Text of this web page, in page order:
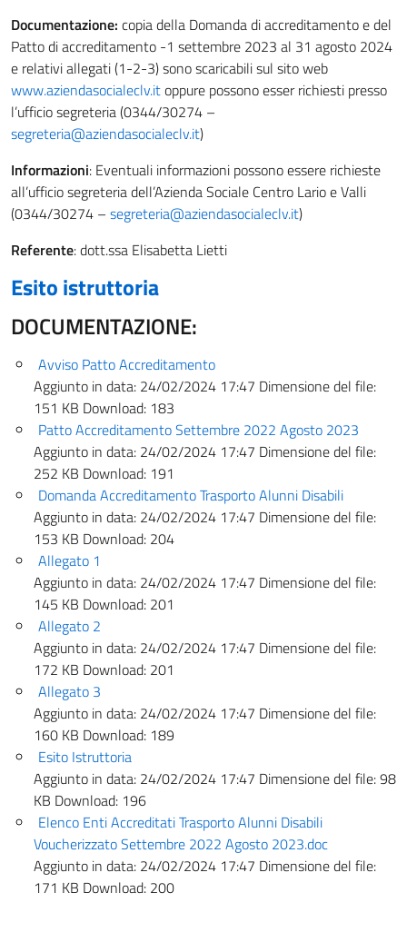
Documentazione: copia della Domanda di accreditamento e del
Patto di accreditamento -1 settembre 2023 al 31 agosto 2024
e relativi allegati (1-2-3) sono scaricabili sul sito web
www.aziendasocialeclv.itoppure possono esser richiesti presso
l’ufficio segreteria (0344/30274 –
segreteria@aziendasocialeclv.it)
Informazioni: Eventuali informazioni possono essere richieste
all’ufficio segreteria dell’Azienda Sociale Centro Lario e Valli
(0344/30274 – segreteria@aziendasocialeclv.it)
Referente: dott.ssa Elisabetta Lietti
Esito istruttoria
DOCUMENTAZIONE:
Avviso Patto Accreditamento
Aggiunto in data: 24/02/2024 17:47 Dimensione del file:
151 KB Download: 183
Patto Accreditamento Settembre 2022 Agosto 2023
Aggiunto in data: 24/02/2024 17:47 Dimensione del file:
252 KB Download: 191
Domanda Accreditamento Trasporto Alunni Disabili
Aggiunto in data: 24/02/2024 17:47 Dimensione del file:
153 KB Download: 204
Allegato 1
Aggiunto in data: 24/02/2024 17:47 Dimensione del file:
145 KB Download: 201
Allegato 2
Aggiunto in data: 24/02/2024 17:47 Dimensione del file:
172 KB Download: 201
Allegato 3
Aggiunto in data: 24/02/2024 17:47 Dimensione del file:
160 KB Download: 189
Esito Istruttoria
Aggiunto in data: 24/02/2024 17:47 Dimensione del file:98
KB Download: 196
Elenco Enti Accreditati Trasporto Alunni Disabili
Voucherizzato Settembre 2022 Agosto 2023.doc
Aggiunto in data: 24/02/2024 17:47 Dimensione del file:
171 KB Download: 200